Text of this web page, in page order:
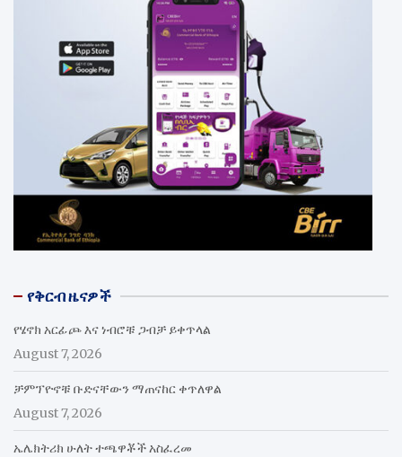
የቅርብ ዜናዎች
የሄኖክ አርፊጮ እና ነብሮቹ ጋብቻ ይቀጥላል
August 7, 2026
ቻምፕዮኖቹ ቡድናቸውን ማጠናከር ቀጥለዋል
August 7, 2026
ኤሌክትሪክ ሁለት ተጫዋቾች አስፈረመ